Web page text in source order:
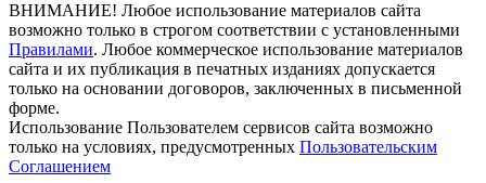
ВНИМАНИЕ! Любое использование материалов сайта
возможно только в строгом соответствии с установленными
Правилами. Любое коммерческое использование материалов
сайта и их публикация в печатных изданиях допускается
только на основании договоров, заключенных в письменной
форме.
Использование Пользователем сервисов сайта возможно
только на условиях, предусмотренных Пользовательским
Соглашением